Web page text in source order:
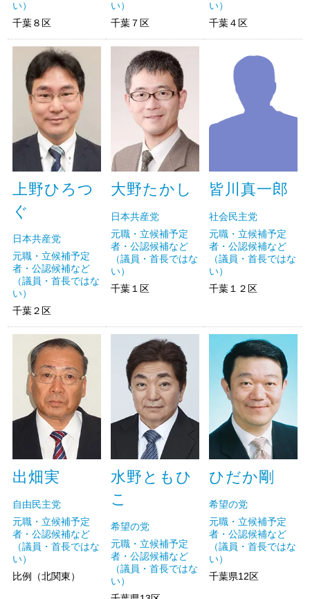
い）
千葉８区
い）
千葉７区
い）
千葉４区
上野ひろつ
ぐ
日本共産党
元職・立候補予定
者・公認候補など
（議員・首長ではな
い）
千葉２区
大野たかし
日本共産党
元職・立候補予定
者・公認候補など
（議員・首長ではな
い）
千葉１区
皆川真一郎
社会民主党
元職・立候補予定
者・公認候補など
（議員・首長ではな
い）
千葉１２区
出畑実
自由民主党
元職・立候補予定
者・公認候補など
（議員・首長ではな
い）
比例（北関東）
水野ともひ
こ
希望の党
元職・立候補予定
者・公認候補など
（議員・首長ではな
い）
ひだか剛
希望の党
元職・立候補予定
者・公認候補など
（議員・首長ではな
い）
千葉県12区